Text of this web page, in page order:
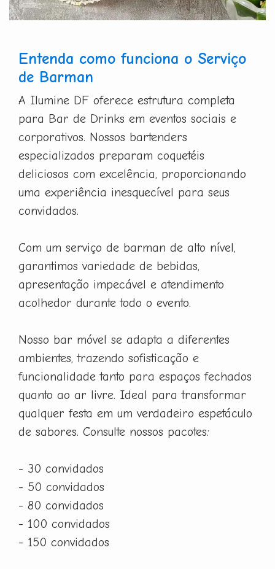
Entenda como funciona o Serviço
de Barman
A Ilumine DF oferece estrutura completa
para Bar de Drinks em eventos sociais e
corporativos. Nossos bartenders
especializados preparam coquetéis
deliciosos com excelência, proporcionando
uma experiência inesquecível para seus
convidados.
Com um serviço de barman de alto nível,
garantimos variedade de bebidas,
apresentação impecável e atendimento
acolhedor durante todo o evento.
Nosso bar móvel se adapta a diferentes
ambientes, trazendo sofisticação e
funcionalidade tanto para espaços fechados
quanto ao ar livre. Ideal para transformar
qualquer festa em um verdadeiro espetáculo
de sabores. Consulte nossos pacotes:
- 30 convidados
- 50 convidados
- 80 convidados
- 100 convidados
- 150 convidados